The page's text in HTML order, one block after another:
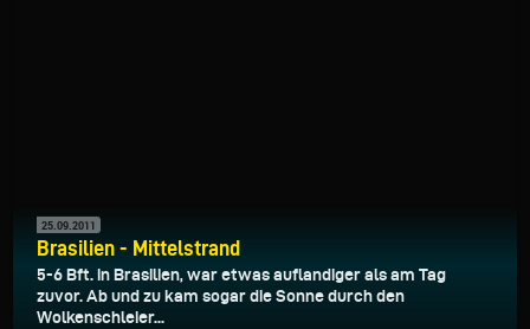
25.09.2011
Brasilien - Mittelstrand
5-6 Bft. in Brasilien, war etwas auflandiger als am Tag
zuvor. Ab und zu kam sogar die Sonne durch den
Wolkenschleier...